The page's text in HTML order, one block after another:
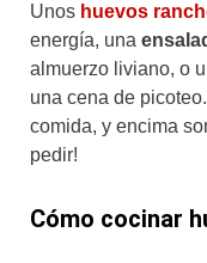
Unos huevos
energía, una
almuerzo liviano, o
una cena de
comida, y encima
pedir!
Cómo cocinar